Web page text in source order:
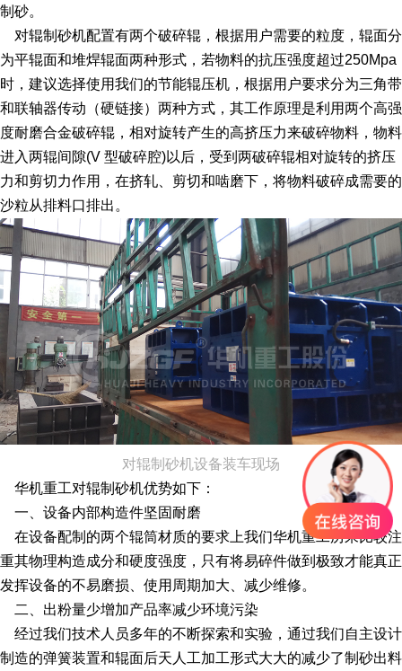
制砂。
对辊制砂机配置有两个破碎辊，根据用户需要的粒度，辊面分
为平辊面和堆焊辊面两种形式，若物料的抗压强度超过250Mpa
时，建议选择使用我们的节能辊压机，根据用户要求分为三角带
和联轴器传动（硬链接）两种方式，其工作原理是利用两个高强
度耐磨合金破碎辊，相对旋转产生的高挤压力来破碎物料，物料
进入两辊间隙(V 型破碎腔)以后，受到两破碎辊相对旋转的挤压
力和剪切力作用，在挤轧、剪切和啮磨下，将物料破碎成需要的
沙粒从排料口排出。
对辊制砂机设备装车现场
华机重工对辊制砂机优势如下：
一、设备内部构造件坚固耐磨
在设备配制的两个辊筒材质的要求上我们华机重工历来比较注
重其物理构造成分和硬度强度，只有将易碎件做到极致才能真正
发挥设备的不易磨损、使用周期加大、减少维修。
二、出粉量少增加产品率减少环境污染
经过我们技术人员多年的不断探索和实验，通过我们自主设计
制造的弹簧装置和辊面后天人工加工形式大大的减少了制砂出料